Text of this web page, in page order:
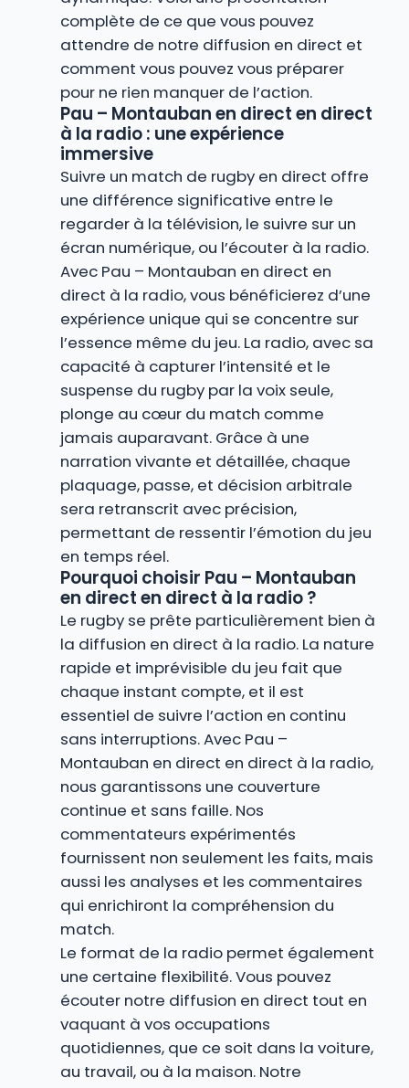
complète de ce que vous pouvez
attendre de notre diffusion en direct et
comment vous pouvez vous préparer
pour ne rien manquer de l’action.
Pau – Montauban en direct en direct
à la radio : une expérience
immersive
Suivre un match de rugby en direct offre
une différence significative entre le
regarder à la télévision, le suivre sur un
écran numérique, ou l’écouter à la radio.
Avec Pau – Montauban en direct en
direct à la radio, vous bénéficierez d’une
expérience unique qui se concentre sur
l’essence même du jeu. La radio, avec sa
capacité à capturer l’intensité et le
suspense du rugby par la voix seule,
plonge au cœur du match comme
jamais auparavant. Grâce à une
narration vivante et détaillée, chaque
plaquage, passe, et décision arbitrale
sera retranscrit avec précision,
permettant de ressentir l’émotion du jeu
en temps réel.
Pourquoi choisir Pau – Montauban
en direct en direct à la radio ?
Le rugby se prête particulièrement bien à
la diffusion en direct à la radio. La nature
rapide et imprévisible du jeu fait que
chaque instant compte, et il est
essentiel de suivre l’action en continu
sans interruptions. Avec Pau –
Montauban en direct en direct à la radio,
nous garantissons une couverture
continue et sans faille. Nos
commentateurs expérimentés
fournissent non seulement les faits, mais
aussi les analyses et les commentaires
qui enrichiront la compréhension du
match.
Le format de la radio permet également
une certaine flexibilité. Vous pouvez
écouter notre diffusion en direct tout en
vaquant à vos occupations
quotidiennes, que ce soit dans la voiture,
au travail, ou à la maison. Notre